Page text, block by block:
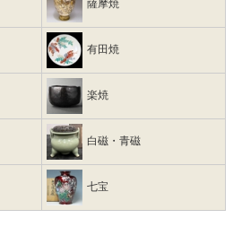
薩摩焼
有田焼
楽焼
白磁・青磁
七宝